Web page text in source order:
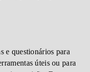
e questionários para
úteis ou para